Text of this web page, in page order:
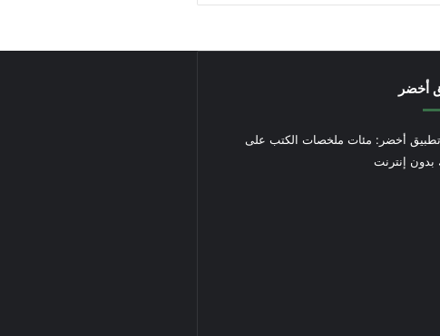
أخضر
أخضر: مئات ملخصات الكتب على
بدون إنترنت